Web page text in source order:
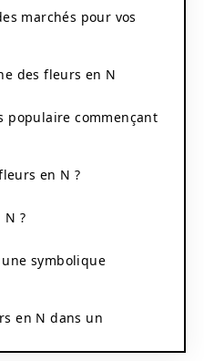
marchés pour vos
des fleurs en N
populaire commençant
en N ?
?
symbolique
en N dans un